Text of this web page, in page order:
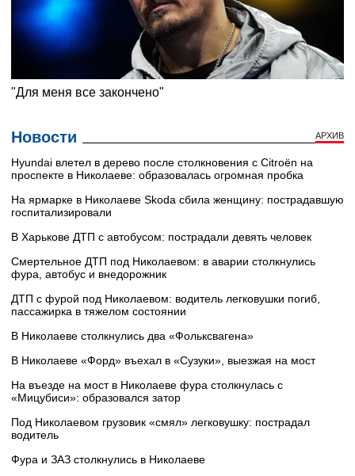
Новости АРХИВ
Hyundai влетел в дерево после столкновения с Citroën на
проспекте в Николаеве: образовалась огромная пробка
На ярмарке в Николаеве Skoda сбила женщину: пострадавшую
госпитализировали
В Харькове ДТП с автобусом: пострадали девять человек
Смертельное ДТП под Николаевом: в аварии столкнулись
фура, автобус и внедорожник
ДТП с фурой под Николаевом: водитель легковушки погиб,
пассажирка в тяжелом состоянии
В Николаеве столкнулись два «Фольксвагена»
В Николаеве «Форд» въехал в «Сузуки», выезжая на мост
На въезде на мост в Николаеве фура столкнулась с
«Мицубиси»: образовался затор
Под Николаевом грузовик «смял» легковушку: пострадал
водитель
Фура и ЗАЗ столкнулись в Николаеве